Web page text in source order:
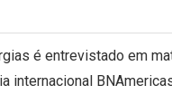
é entrevistado em
internacional